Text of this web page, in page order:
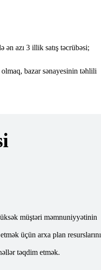
azı 3 illik satış təcrübəsi;
bazar sənayesinin təhlili
müştəri məmnuniyyətinin
üçün arxa plan resurslarını
təqdim etmək.